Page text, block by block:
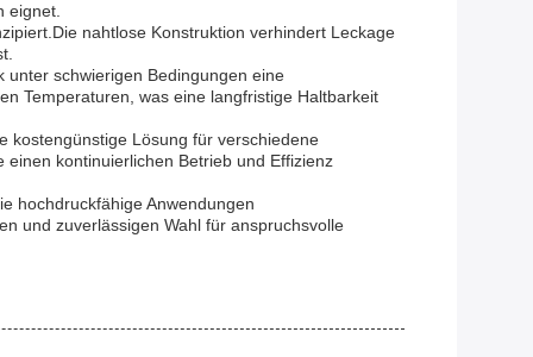
eignet.
nahtlose Konstruktion verhindert Leckage
schwierigen Bedingungen eine
Temperaturen, was eine langfristige Haltbarkeit
kostengünstige Lösung für verschiedene
kontinuierlichen Betrieb und Effizienz
hochdruckfähige Anwendungen
und zuverlässigen Wahl für anspruchsvolle